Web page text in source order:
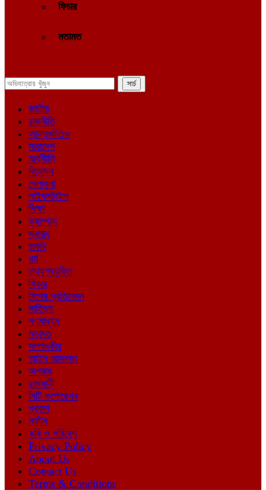
ফিচার
মতামত
জাতীয়
রাজনীতি
আন্তর্জাতিক
সারাদেশ
অর্থনীতি
বিনোদন
খেলাধুলা
লাইফস্টাইল
শিক্ষা
ক্যাম্পাস
স্বাস্থ্য
চাকরি
ধর্ম
তথ্যপ্রযুক্তি
ফিচার
বিশেষ প্রতিবেদন
সাহিত্য
গণমাধ্যম
মতামত
সম্পাদকীয়
আইন আদালত
অপরাধ
রাজধানী
সিটি কর্পোরেশন
প্রবাস
পর্যটন
কৃষি ও পরিবেশ
Privacy Policy
About Us
Contact Us
Terms & Conditions